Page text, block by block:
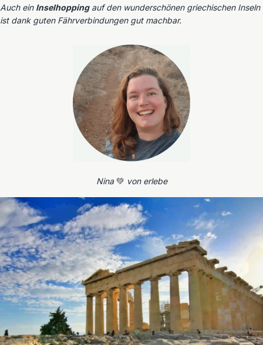
Auch ein Inselhoppingauf den wunderschönen griechischen Inseln
ist dank guten Fährverbindungen gut machbar.
Nina💚 von erlebe